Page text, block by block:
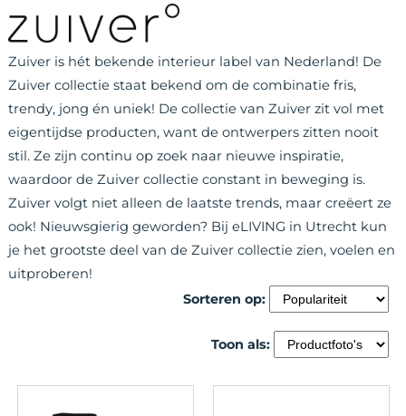
Zuiver is hét bekende interieur label van Nederland! De
Zuiver collectie staat bekend om de combinatie fris,
trendy, jong én uniek! De collectie van Zuiver zit vol met
eigentijdse producten, want de ontwerpers zitten nooit
stil. Ze zijn continu op zoek naar nieuwe inspiratie,
waardoor de Zuiver collectie constant in beweging is.
Zuiver volgt niet alleen de laatste trends, maar creëert ze
ook! Nieuwsgierig geworden? Bij eLIVING in Utrecht kun
je het grootste deel van de Zuiver collectie zien, voelen en
uitproberen!
Sorteren op:
Toon als: